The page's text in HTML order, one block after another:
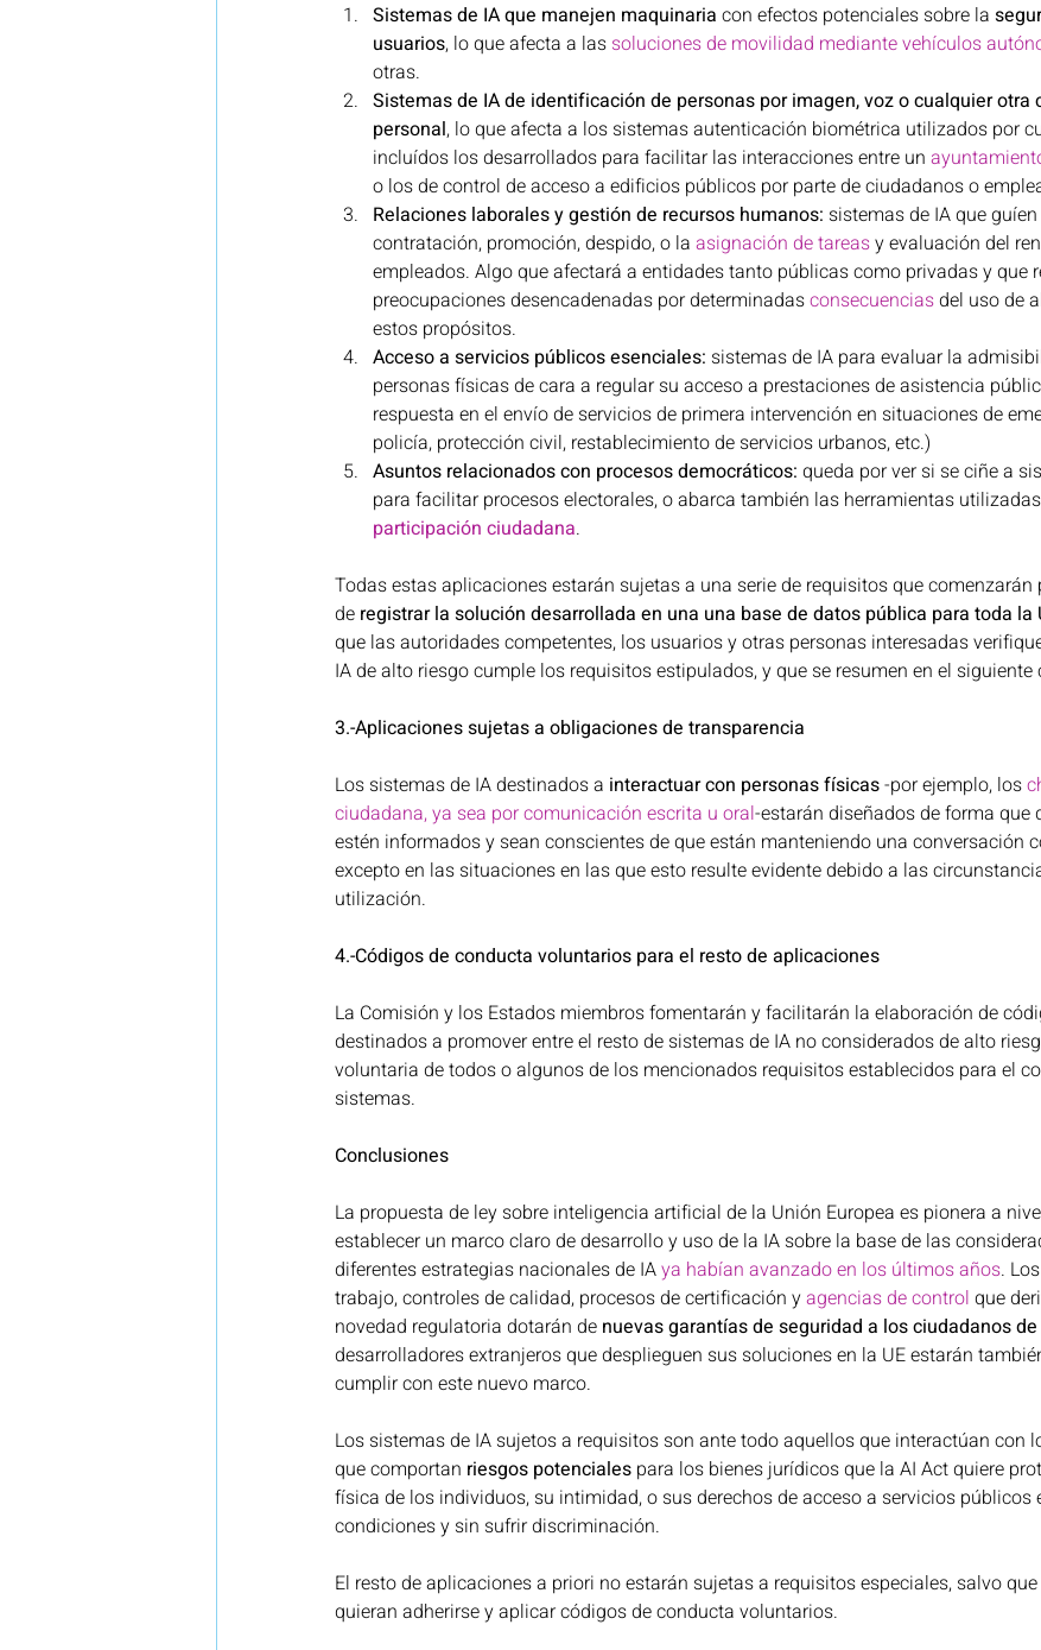
Sistemas de IA que manejen maquinaria con efectos potenciales sobre la
usuarios, lo que afecta a las soluciones de movilidad mediante vehículos
otras.
Sistemas de IA de identificación de personas por imagen, voz o cualquier otra
personal, lo que afecta a los sistemas autenticación biométrica utilizados por
incluídos los desarrollados para facilitar las interacciones entre un
o los de control de acceso a edificios públicos por parte de ciudadanos o
Relaciones laborales y gestión de recursos humanos: sistemas de IA que
contratación, promoción, despido, o la asignación de tareas y evaluación del
empleados. Algo que afectará a entidades tanto públicas como privadas y que
preocupaciones desencadenadas por determinadas consecuencias del uso de
estos propósitos.
Acceso a servicios públicos esenciales: sistemas de IA para evaluar la
personas físicas de cara a regular su acceso a prestaciones de asistencia
respuesta en el envío de servicios de primera intervención en situaciones de
policía, protección civil, restablecimiento de servicios urbanos, etc.)
Asuntos relacionados con procesos democráticos: queda por ver si se ciñe a
para facilitar procesos electorales, o abarca también las herramientas
participación ciudadana.
Todas estas aplicaciones estarán sujetas a una serie de requisitos que
de registrar la solución desarrollada en una una base de datos pública para toda la
que las autoridades competentes, los usuarios y otras personas interesadas
IA de alto riesgo cumple los requisitos estipulados, y que se resumen en el siguiente
3.-Aplicaciones sujetas a obligaciones de transparencia
Los sistemas de IA destinados a interactuar con personas físicas -por ejemplo, los
ciudadana, ya sea por comunicación escrita u oral-estarán diseñados de forma que
estén informados y sean conscientes de que están manteniendo una conversación
excepto en las situaciones en las que esto resulte evidente debido a las
utilización.
4.-Códigos de conducta voluntarios para el resto de aplicaciones
La Comisión y los Estados miembros fomentarán y facilitarán la elaboración de
destinados a promover entre el resto de sistemas de IA no considerados de alto
voluntaria de todos o algunos de los mencionados requisitos establecidos para el
sistemas.
Conclusiones
La propuesta de ley sobre inteligencia artificial de la Unión Europea es pionera a
establecer un marco claro de desarrollo y uso de la IA sobre la base de las
diferentes estrategias nacionales de IA ya habían avanzado en los últimos años.
trabajo, controles de calidad, procesos de certificación y agencias de control que
novedad regulatoria dotarán de nuevas garantías de seguridad a los ciudadanos de
desarrolladores extranjeros que desplieguen sus soluciones en la UE estarán
cumplir con este nuevo marco.
Los sistemas de IA sujetos a requisitos son ante todo aquellos que interactúan con
que comportan riesgos potenciales para los bienes jurídicos que la AI Act quiere
física de los individuos, su intimidad, o sus derechos de acceso a servicios públicos
condiciones y sin sufrir discriminación.
El resto de aplicaciones a priori no estarán sujetas a requisitos especiales, salvo
quieran adherirse y aplicar códigos de conducta voluntarios.